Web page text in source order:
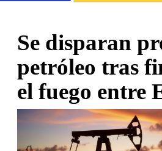
Se disparan
petróleo tras
el fuego entre